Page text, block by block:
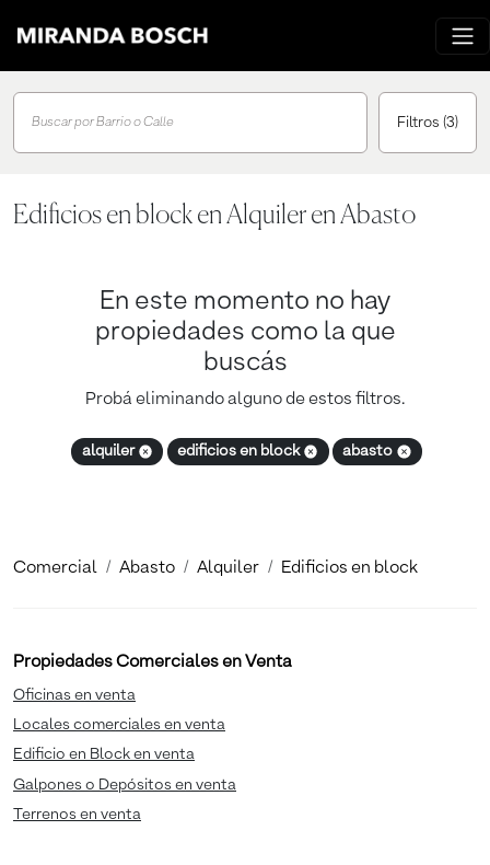
Buscar por Barrio o Calle Filtros (3)
Edificios en block en Alquiler en Abasto
En este momento no hay
propiedades como la que
buscás
Probá eliminando alguno de estos filtros.
alquiler edificios en block abasto
Comercial Abasto Alquiler Edificios en block
Propiedades Comerciales en Venta
Oficinas en venta
Locales comerciales en venta
Edificio en Block en venta
Galpones o Depósitos en venta
Terrenos en venta